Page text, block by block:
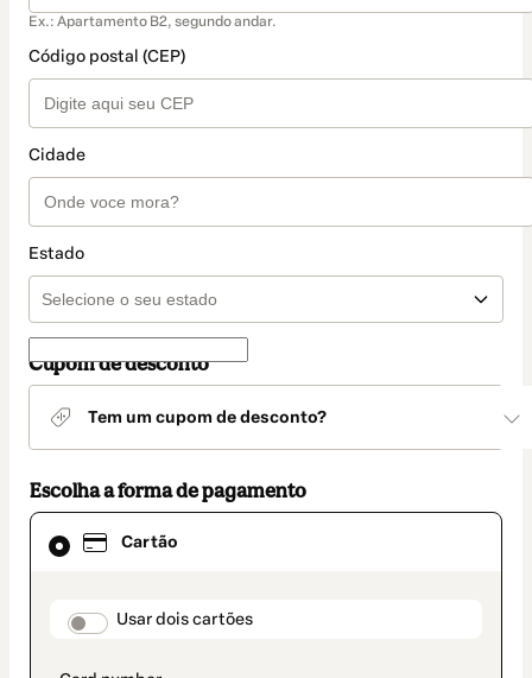
Ex.: Apartamento B2, segundo andar.
Código postal (CEP)
Cidade
Estado
Cupom de desconto
Tem um cupom de desconto?
Escolha a forma de pagamento
Cartão
payment_data.section_title_v2
Usar dois cartões
Cartão
selecionado
pagamento